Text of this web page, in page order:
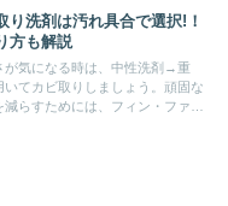
り洗剤は汚れ具合で選択!！
方も解説
が気になる時は、中性洗剤→重
てカビ取りしましょう。頑固な
らすためには、フィン・ファン